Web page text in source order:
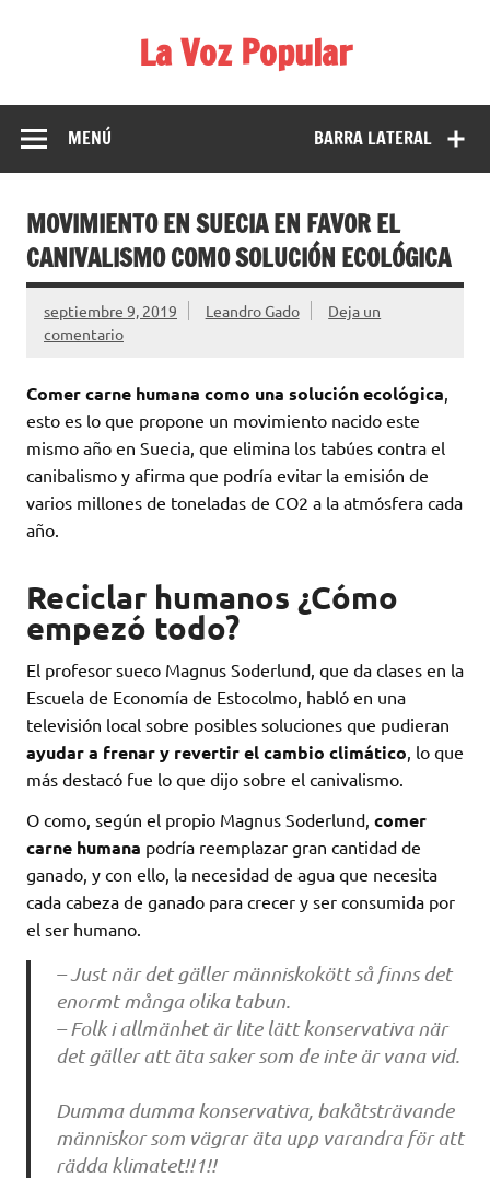
La Voz Popular
para reírse de las verdaderas.
BARRA LATERAL
MENÚ
MOVIMIENTO EN SUECIA EN FAVOR EL
CANIVALISMO COMO SOLUCIÓN ECOLÓGICA
septiembre 9, 2019 Leandro Gado
Deja un
comentario
Comer carne humana como una solución ecológica,
esto es lo que propone un movimiento nacido este
mismo año en Suecia, que elimina los tabúes contra el
canibalismo y afirma que podría evitar la emisión de
varios millones de toneladas de CO2 a la atmósfera cada
año.
Reciclar humanos ¿Cómo
empezó todo?
El profesor sueco Magnus Soderlund, que da clases en la
Escuela de Economía de Estocolmo, habló en una
televisión local sobre posibles soluciones que pudieran
ayudar a frenar y revertir el cambio climático , lo que
más destacó fue lo que dijo sobre el canivalismo.
O como, según el propio Magnus Soderlund, comer
carne humana podría reemplazar gran cantidad de
ganado, y con ello, la necesidad de agua que necesita
cada cabeza de ganado para crecer y ser consumida por
el ser humano.
– Just när det gäller människokött så finns det
enormt många olika tabun.
– Folk i allmänhet är lite lätt konservativa när
det gäller att äta saker som de inte är vana vid.
Dumma dumma konservativa, bakåtsträvande
människor som vägrar äta upp varandra för att
rädda klimatet!!1!!